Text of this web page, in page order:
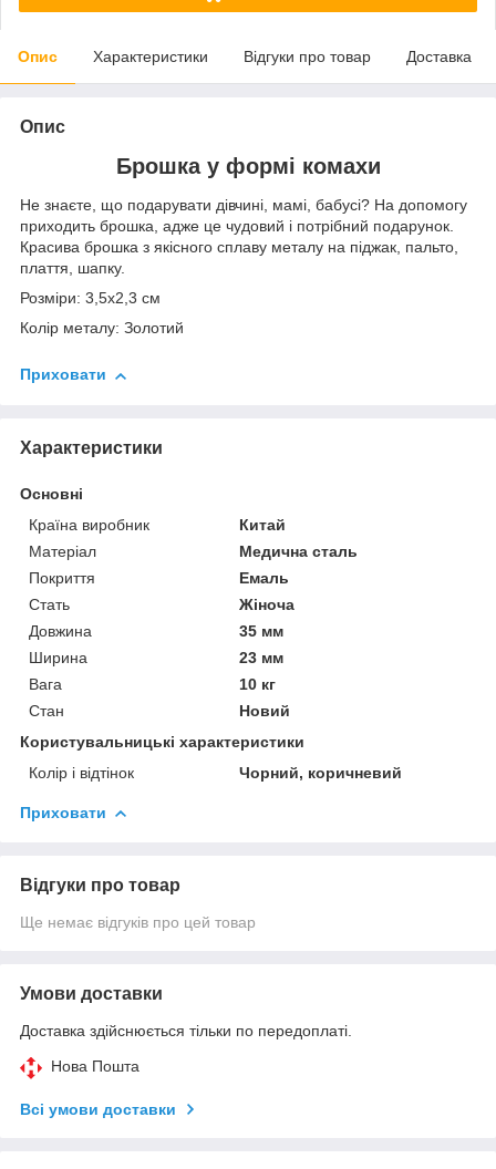
Опис Характеристики Відгуки про товар Доставка
Опис
Брошка у формі комахи
Не знаєте, що подарувати дівчині, мамі, бабусі? На допомогу
приходить брошка, адже це чудовий і потрібний подарунок.
Красива брошка з якісного сплаву металу на піджак, пальто,
плаття, шапку.
Розміри: 3,5х2,3 см
Колір металу: Золотий
Приховати
Характеристики
Основні
Країна виробник
Китай
Матеріал
Медична сталь
Покриття
Емаль
Стать
Жіноча
Довжина
35 мм
Ширина
23 мм
Вага
10 кг
Стан
Новий
Користувальницькі характеристики
Колір і відтінок
Чорний, коричневий
Приховати
Відгуки про товар
Ще немає відгуків про цей товар
Умови доставки
Доставка здійснюється тільки по передоплаті.
Нова Пошта
Всі умови доставки